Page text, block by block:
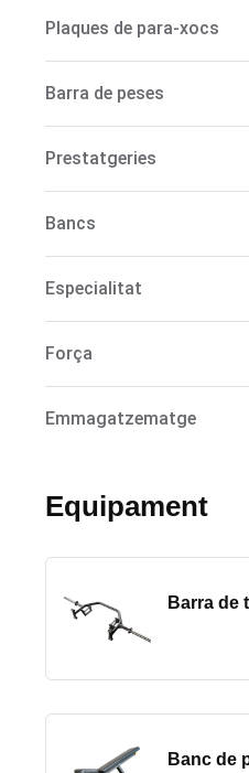
Plaques de para-xocs
Barra de peses
Prestatgeries
Bancs
Especialitat
Força
Emmagatzematge
Equipament
Barra de
Banc de